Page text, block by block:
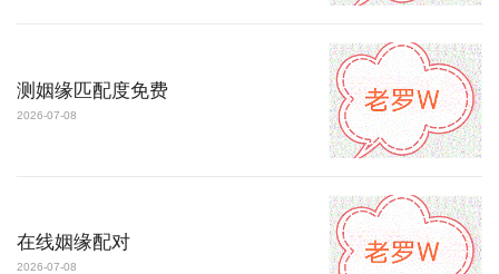
测姻缘匹配度免费
2026-07-08
在线姻缘配对
2026-07-08